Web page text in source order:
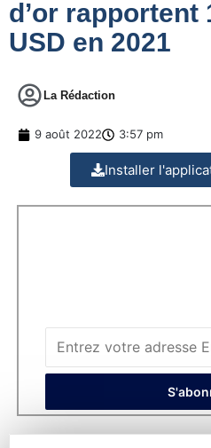
d’or rapportent
USD en 2021
La Rédaction
9 août 2022 3:57 pm
Installer